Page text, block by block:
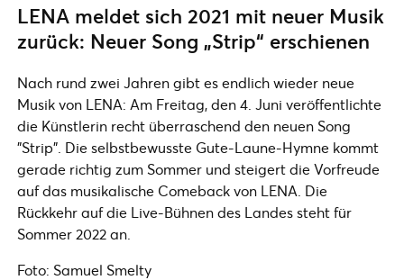
LENA meldet sich 2021 mit neuer Musik
zurück: Neuer Song „Strip“ erschienen
Nach rund zwei Jahren gibt es endlich wieder neue
Musik von LENA: Am Freitag, den 4. Juni veröffentlichte
die Künstlerin recht überraschend den neuen Song
"Strip". Die selbstbewusste Gute-Laune-Hymne kommt
gerade richtig zum Sommer und steigert die Vorfreude
auf das musikalische Comeback von LENA. Die
Rückkehr auf die Live-Bühnen des Landes steht für
Sommer 2022 an.
Foto: Samuel Smelty